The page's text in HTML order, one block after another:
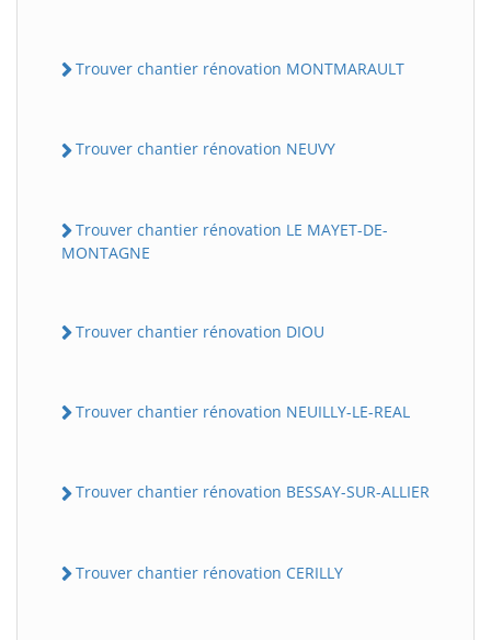
Trouver chantier rénovation MONTMARAULT
Trouver chantier rénovation NEUVY
Trouver chantier rénovation LE MAYET-DE-
MONTAGNE
Trouver chantier rénovation DIOU
Trouver chantier rénovation NEUILLY-LE-REAL
Trouver chantier rénovation BESSAY-SUR-ALLIER
Trouver chantier rénovation CERILLY